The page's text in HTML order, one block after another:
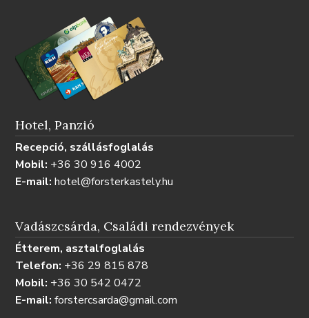
Hotel, Panzió
Recepció, szállásfoglalás
Mobil: +36 30 916 4002
E-mail: hotel@forsterkastely.hu
Vadászcsárda, Családi rendezvények
Étterem, asztalfoglalás
Telefon: +36 29 815 878
Mobil: +36 30 542 0472
E-mail: forstercsarda@gmail.com